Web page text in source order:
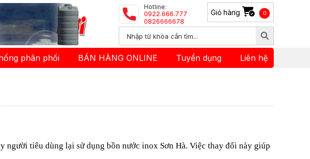
Hotline:
0922.666.777
0826666678
Giỏ hàng 0
phân phối BÁN HÀNG ONLINE Tuyển dụng Liên hệ
người tiêu dùng lại sử dụng bồn nước inox Sơn Hà. Việc thay đổi này giúp